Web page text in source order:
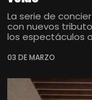
La serie de
con nuevos
los espectáculos
03 DE MARZO